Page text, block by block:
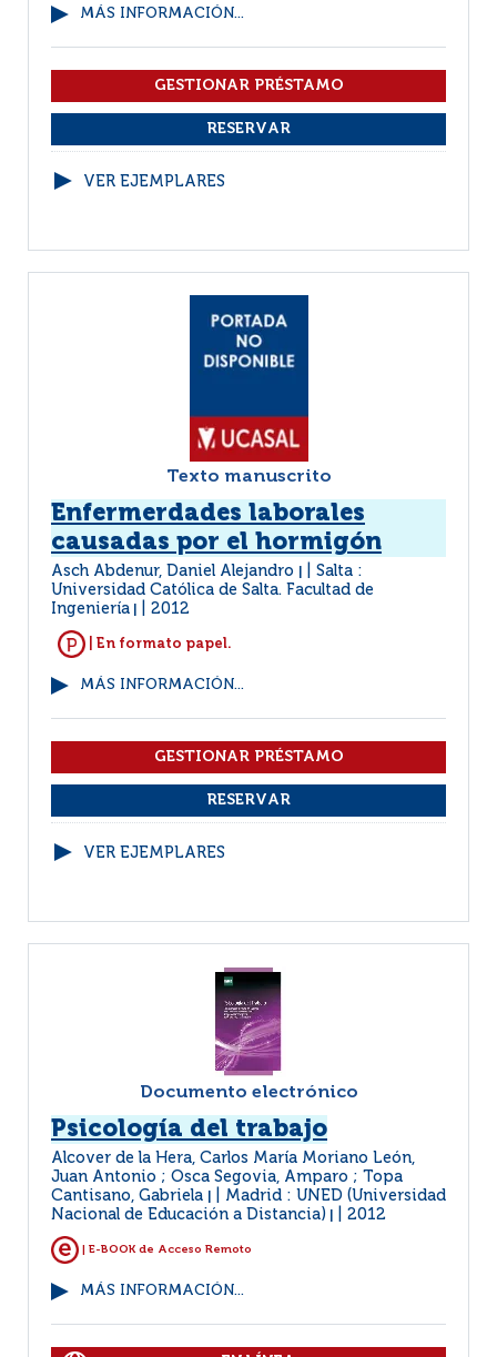
MÁS INFORMACIÓN...
VER EJEMPLARES
Texto manuscrito
Enfermerdades laborales
causadas por el hormigón
Asch Abdenur, Daniel Alejandro
Salta :
Universidad Católica de Salta. Facultad de
Ingeniería
2012
| En formato papel.
MÁS INFORMACIÓN...
VER EJEMPLARES
Documento electrónico
Psicología del trabajo
Alcover de la Hera, Carlos María Moriano León,
Juan Antonio ; Osca Segovia, Amparo ; Topa
Cantisano, Gabriela
Madrid : UNED (Universidad
Nacional de Educación a Distancia)
2012
| E-BOOK de Acceso Remoto
MÁS INFORMACIÓN...